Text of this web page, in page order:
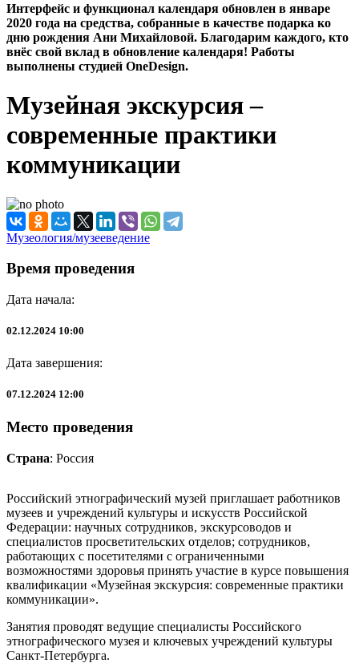
Интерфейс и функционал календаря обновлен в январе
2020 года на средства, собранные в качестве подарка ко
дню рождения Ани Михайловой. Благодарим каждого, кто
внёс свой вклад в обновление календаря! Работы
выполнены студией OneDesign.
Музейная экскурсия –
современные практики
коммуникации
Музеология/музееведение
Время проведения
Дата начала:
02.12.2024 10:00
Дата завершения:
07.12.2024 12:00
Место проведения
Страна: Россия
Российский этнографический музей приглашает работников
музеев и учреждений культуры и искусств Российской
Федерации: научных сотрудников, экскурсоводов и
специалистов просветительских отделов; сотрудников,
работающих с посетителями с ограниченными
возможностями здоровья принять участие в курсе повышения
квалификации «Музейная экскурсия: современные практики
коммуникации».
Занятия проводят ведущие специалисты Российского
этнографического музея и ключевых учреждений культуры
Санкт-Петербурга.